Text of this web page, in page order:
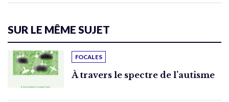
SUR LE MÊME SUJET
FOCALES
À travers le spectre de l’autisme